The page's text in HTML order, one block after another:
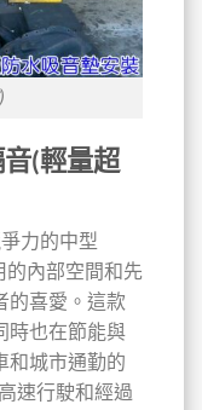
(輕量超
力的中型
的內部空間和先
的喜愛。這款
時也在節能與
和城市通勤的
速行駛和經過